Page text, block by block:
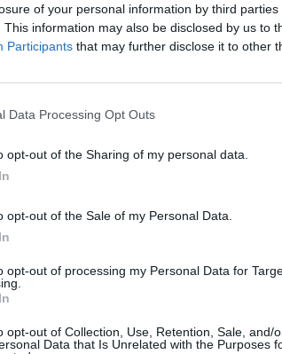
of your personal information by third parties
This information may also be disclosed by us to
Participants that may further disclose it to other
Data Processing Opt Outs
opt-out of the Sharing of my personal data.
opt-out of the Sale of my Personal Data.
opt-out of processing my Personal Data for
opt-out of Collection, Use, Retention, Sale, and/
Data that Is Unrelated with the Purposes
Η κρυφή δίαιτα της
κοιλιά της σε λίγες
Νόβα είναι λάτρης της υγιεινής
ακολουθεί ένα ισορροπημένο